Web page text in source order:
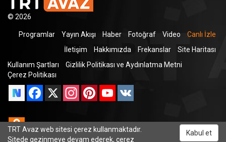
© 2026
Programlar Yayın Akışı Haber Fotoğraf Video
Canlı İzle
İletişim
Hakkımızda Frekanslar
Site Haritası
Kullanım Şartları
Gizlilik Politikası ve Aydınlatma Metni
Çerez Politikası
Facebook
X InstagramPinterestYouTube
Odnoklassniki
TRT Avaz web sitesi çerez kullanmaktadır.
Sitede gezinmeye devam ederek, çerez
Kabul et